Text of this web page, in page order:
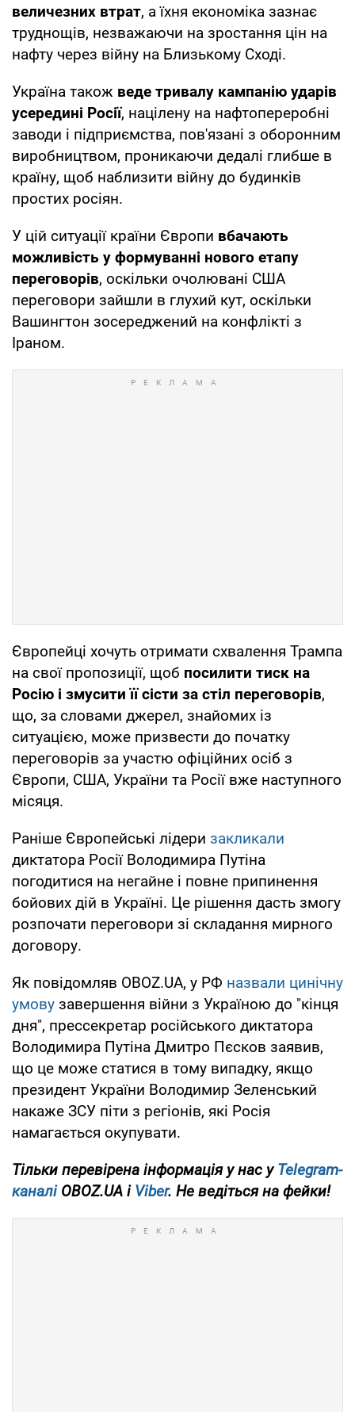
величезних втрат, а їхня економіка зазнає
труднощів, незважаючи на зростання цін на
нафту через війну на Близькому Сході.
Україна також веде тривалу кампанію ударів
усередині Росії, націлену на нафтопереробні
заводи і підприємства, пов'язані з оборонним
виробництвом, проникаючи дедалі глибше в
країну, щоб наблизити війну до будинків
простих росіян.
У цій ситуації країни Європи вбачають
можливість у формуванні нового етапу
переговорів, оскільки очолювані США
переговори зайшли в глухий кут, оскільки
Вашингтон зосереджений на конфлікті з
Іраном.
Європейці хочуть отримати схвалення Трампа
на свої пропозиції, щоб посилити тиск на
Росію і змусити її сісти за стіл переговорів,
що, за словами джерел, знайомих із
ситуацією, може призвести до початку
переговорів за участю офіційних осіб з
Європи, США, України та Росії вже наступного
місяця.
Раніше Європейські лідери закликали
диктатора Росії Володимира Путіна
погодитися на негайне і повне припинення
бойових дій в Україні. Це рішення дасть змогу
розпочати переговори зі складання мирного
договору.
Як повідомляв OBOZ.UA, у РФ назвали цинічну
умову завершення війни з Україною до "кінця
дня", прессекретар російського диктатора
Володимира Путіна Дмитро Пєсков заявив,
що це може статися в тому випадку, якщо
президент України Володимир Зеленський
накаже ЗСУ піти з регіонів, які Росія
намагається окупувати.
Тільки перевірена інформація у нас уTelegram-
каналіOBOZ.UA і Viber. Не ведіться на фейки!